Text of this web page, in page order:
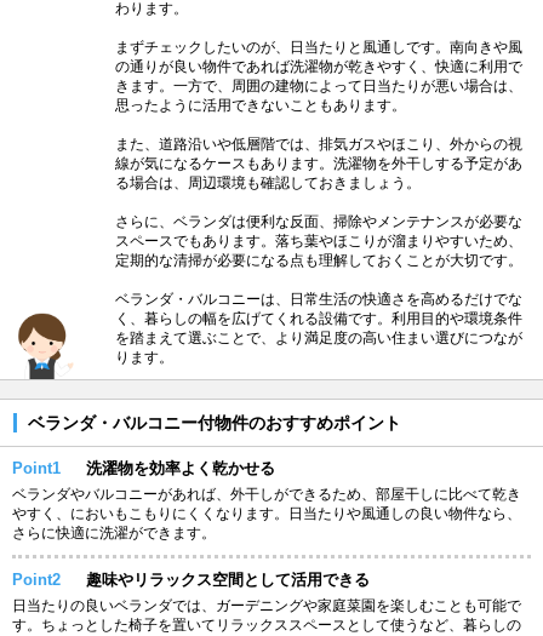
わります。
まずチェックしたいのが、日当たりと風通しです。南向きや風
の通りが良い物件であれば洗濯物が乾きやすく、快適に利用で
きます。一方で、周囲の建物によって日当たりが悪い場合は、
思ったように活用できないこともあります。
また、道路沿いや低層階では、排気ガスやほこり、外からの視
線が気になるケースもあります。洗濯物を外干しする予定があ
る場合は、周辺環境も確認しておきましょう。
さらに、ベランダは便利な反面、掃除やメンテナンスが必要な
スペースでもあります。落ち葉やほこりが溜まりやすいため、
定期的な清掃が必要になる点も理解しておくことが大切です。
ベランダ・バルコニーは、日常生活の快適さを高めるだけでな
く、暮らしの幅を広げてくれる設備です。利用目的や環境条件
を踏まえて選ぶことで、より満足度の高い住まい選びにつなが
ります。
ベランダ・バルコニー付物件のおすすめポイント
Point1 洗濯物を効率よく乾かせる
ベランダやバルコニーがあれば、外干しができるため、部屋干しに比べて乾き
やすく、においもこもりにくくなります。日当たりや風通しの良い物件なら、
さらに快適に洗濯ができます。
Point2 趣味やリラックス空間として活用できる
日当たりの良いベランダでは、ガーデニングや家庭菜園を楽しむことも可能で
す。ちょっとした椅子を置いてリラックススペースとして使うなど、暮らしの